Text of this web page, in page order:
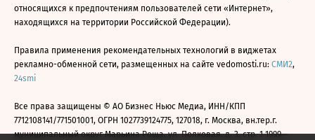
относящихся к предпочтениям пользователей сети «Интернет»,
находящихся на территории Российской Федерации).
Правила применения рекомендательных технологий в виджетах
рекламно-обменной сети, размещенных на сайте vedomosti.ru: СМИ2,
24smi
Все права защищены © АО Бизнес Ньюс Медиа, ИНН/КПП
7712108141/771501001, ОГРН 1027739124775, 127018, г. Москва, вн.тер.г.
муниципальный округ Марьина Роща, ул. Полковая, д. 3, стр. 1 1999—